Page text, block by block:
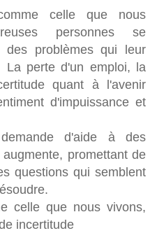
celle que nous
personnes se
des problèmes qui leur
La perte d'un emploi, la
quant à l'avenir
d'impuissance et
d'aide à des
promettant de
questions qui semblent
celle que nous vivons,
incertitude